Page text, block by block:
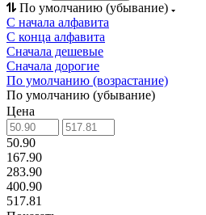
По умолчанию (убывание)
С начала алфавита
С конца алфавита
Сначала дешевые
Сначала дорогие
По умолчанию (возрастание)
По умолчанию (убывание)
Цена
50.90
167.90
283.90
400.90
517.81